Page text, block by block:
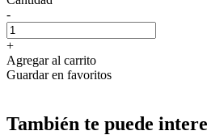
-
+
Agregar al carrito
Guardar en favoritos
También te puede